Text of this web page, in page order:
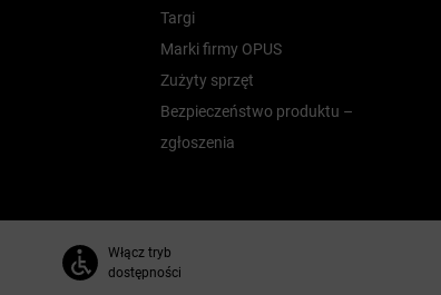
Targi
Marki firmy OPUS
Zużyty sprzęt
Bezpieczeństwo produktu –
zgłoszenia
Włącz tryb
dostępności